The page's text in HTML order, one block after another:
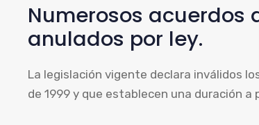
Numerosos acuerdos
anulados por ley.
La legislación vigente declara inválidos
de 1999 y que establecen una duración